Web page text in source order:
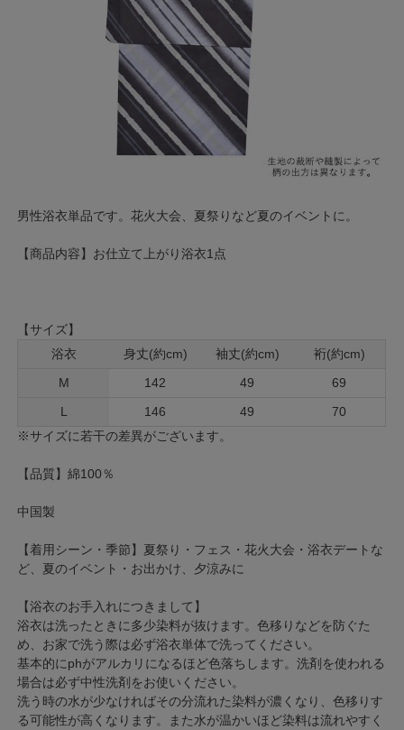
男性浴衣単品です。花火大会、夏祭りなど夏のイベントに。
【商品内容】お仕立て上がり浴衣1点
【サイズ】
浴衣
身丈(約cm) 袖丈(約cm)
裄(約cm)
M
142 49
69
L
146 49
70
※サイズに若干の差異がございます。
【品質】綿100％
中国製
【着用シーン・季節】夏祭り・フェス・花火大会・浴衣デートな
ど、夏のイベント・お出かけ、夕涼みに
【浴衣のお手入れにつきまして】
浴衣は洗ったときに多少染料が抜けます。色移りなどを防ぐた
め、お家で洗う際は必ず浴衣単体で洗ってください。
基本的にphがアルカリになるほど色落ちします。洗剤を使われる
場合は必ず中性洗剤をお使いください。
洗う時の水が少なければその分流れた染料が濃くなり、色移りす
る可能性が高くなります。また水が温かいほど染料は流れやすく